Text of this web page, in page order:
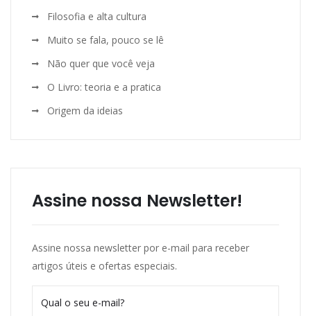
Filosofia e alta cultura
Muito se fala, pouco se lê
Não quer que você veja
O Livro: teoria e a pratica
Origem da ideias
Assine nossa Newsletter!
Assine nossa newsletter por e-mail para receber
artigos úteis e ofertas especiais.